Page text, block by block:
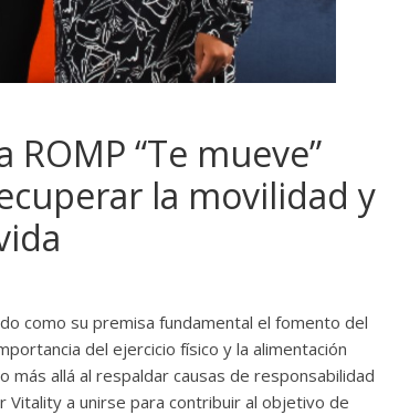
“Te mueve”
la movilidad y
como su premisa fundamental el fomento del
del ejercicio físico y la alimentación
más allá al respaldar causas de responsabilidad
a unirse para contribuir al objetivo de